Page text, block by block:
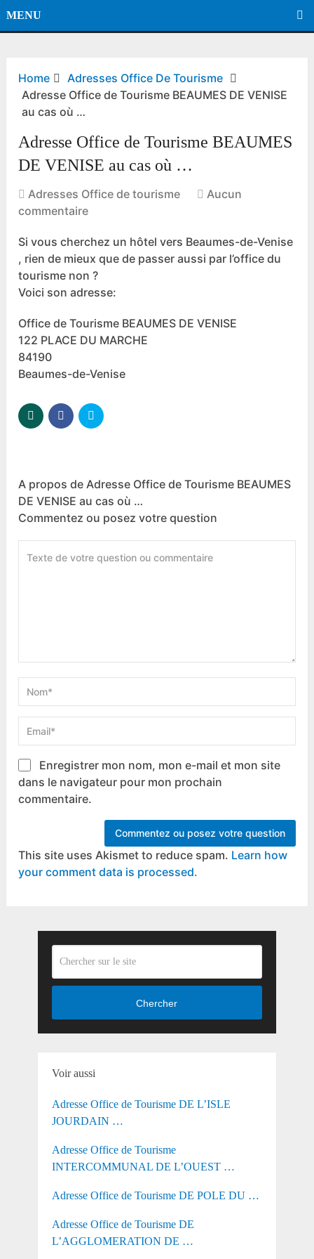
MENU
Home
Adresses Office De Tourisme
Adresse Office de Tourisme BEAUMES DE VENISE
au cas où …
Adresse Office de Tourisme BEAUMES
DE VENISE au cas où …
Adresses Office de tourisme
Aucun
commentaire
Si vous cherchez un hôtel vers Beaumes-de-Venise
, rien de mieux que de passer aussi par l’office du
tourisme non ?
Voici son adresse:
Office de Tourisme BEAUMES DE VENISE
122 PLACE DU MARCHE
84190
Beaumes-de-Venise
A propos de Adresse Office de Tourisme BEAUMES
DE VENISE au cas où …
Commentez ou posez votre question
Enregistrer mon nom, mon e-mail et mon site
dans le navigateur pour mon prochain
commentaire.
This site uses Akismet to reduce spam. Learn how
your comment data is processed.
Chercher
Voir aussi
Adresse Office de Tourisme DE L’ISLE
JOURDAIN …
Adresse Office de Tourisme
INTERCOMMUNAL DE L’OUEST …
Adresse Office de Tourisme DE POLE DU …
Adresse Office de Tourisme DE
L’AGGLOMERATION DE …